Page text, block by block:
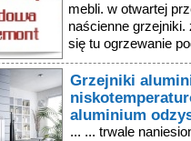
mebli. w otwartej
naścienne grzejniki.
się tu ogrzewanie
Grzejniki
aluminium
... ... trwale